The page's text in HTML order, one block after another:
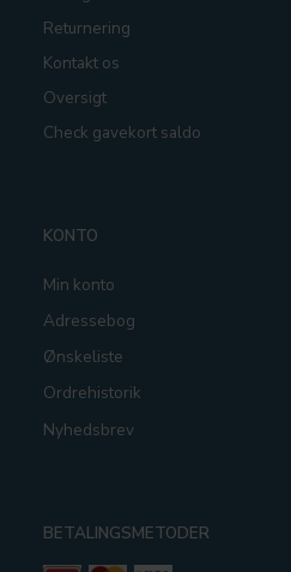
Returnering
Kontakt os
Oversigt
Check gavekort saldo
KONTO
Min konto
Adressebog
Ønskeliste
Ordrehistorik
Nyhedsbrev
BETALINGSMETODER